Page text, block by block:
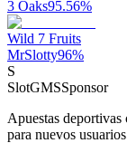
3 Oaks95.56%
Wild 7 Fruits
MrSlotty96%
S
SlotGMSSponsor
Apuestas
para nuevos